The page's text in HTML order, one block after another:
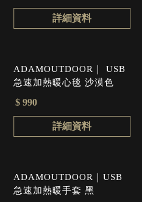
詳細資料
ADAMOUTDOOR｜ USB
急速加熱暖心毯 沙漠色
$ 990
詳細資料
ADAMOUTDOOR｜USB
急速加熱暖手套 黑